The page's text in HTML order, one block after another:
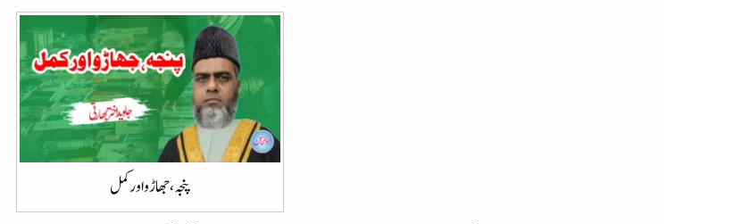
پنجہ، جھاڑو اور کمل